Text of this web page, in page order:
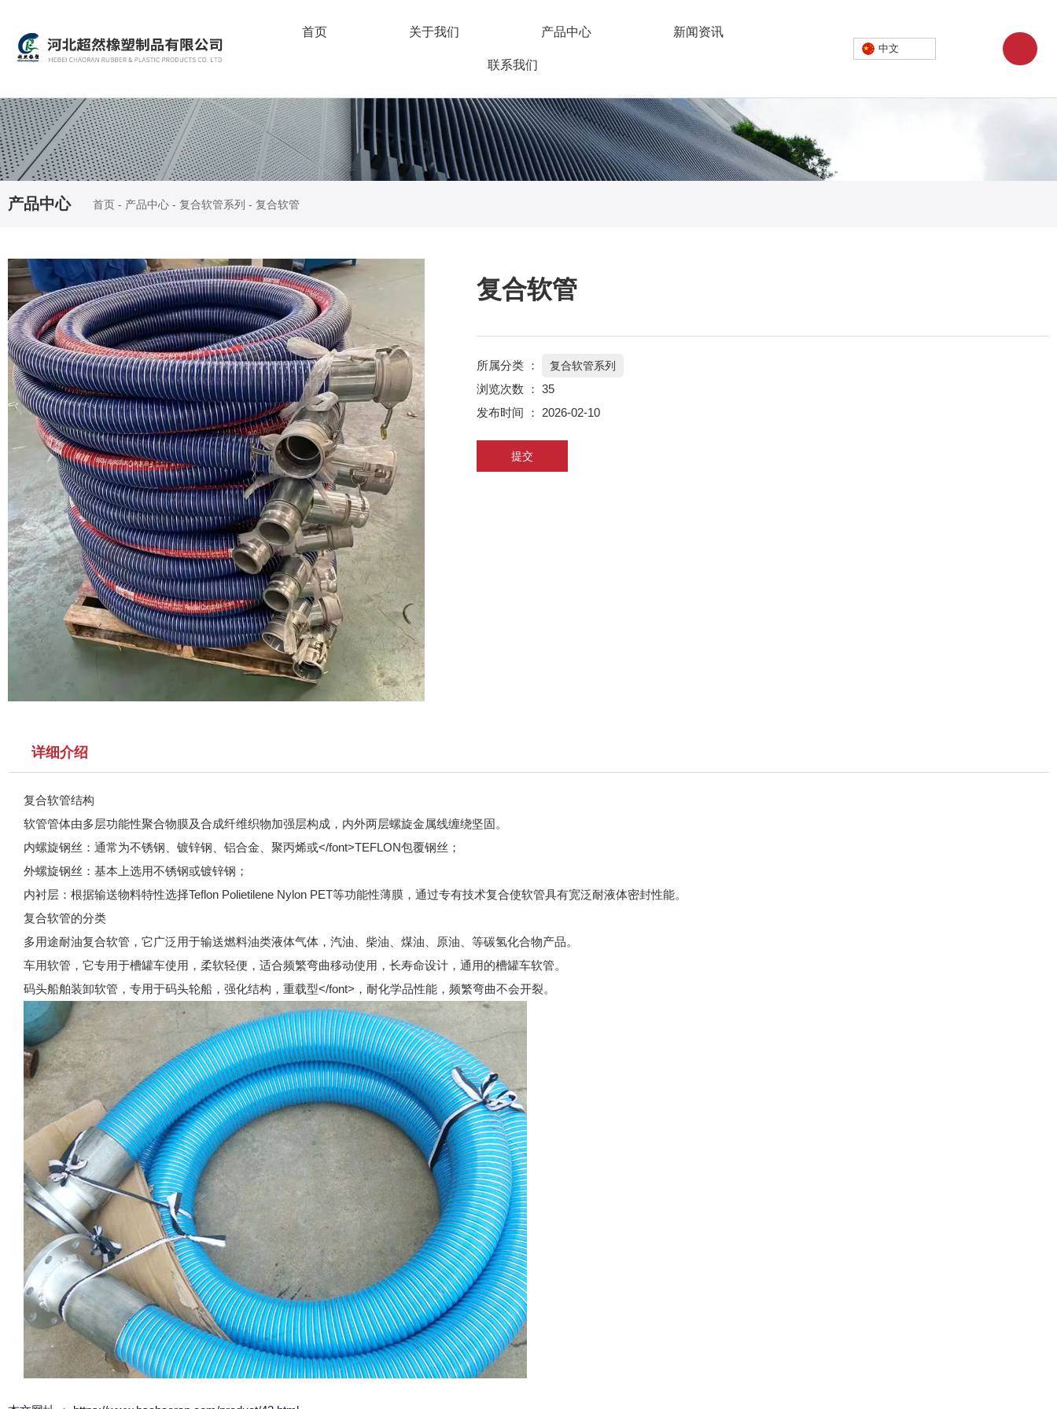
首页 关于我们 产品中心 新闻资讯
联系我们
中文
产品中心 首页 - 产品中心 - 复合软管系列 - 复合软管
复合软管
所属分类 ： 复合软管系列
浏览次数 ： 35
发布时间 ： 2026-02-10
提交
详细介绍
复合软管结构
软管管体由多层功能性聚合物膜及合成纤维织物加强层构成，内外两层螺旋金属线缠绕坚固。
内螺旋钢丝：通常为不锈钢、镀锌钢、铝合金、聚丙烯或</font>TEFLON包覆钢丝；
外螺旋钢丝：基本上选用不锈钢或镀锌钢；
内衬层：根据输送物料特性选择Teflon Polietilene Nylon PET等功能性薄膜，通过专有技术复合使软管具有宽泛耐液体密封性能。
复合软管的分类
多用途耐油复合软管，它广泛用于输送燃料油类液体气体，汽油、柴油、煤油、原油、等碳氢化合物产品。
车用软管，它专用于槽罐车使用，柔软轻便，适合频繁弯曲移动使用，长寿命设计，通用的槽罐车软管。
码头船舶装卸软管，专用于码头轮船，强化结构，重载型</font>，耐化学品性能，频繁弯曲不会开裂。